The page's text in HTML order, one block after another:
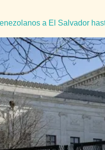
a El Salvador